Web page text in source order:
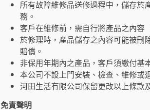
所有故障維修品送修過程中，儲存於
務。
客戶在維修前，需自行將產品之內容
於修理時，產品儲存之內容可能被刪
賠償。
非保用年期內之產品，客戶須繳付基
本公司不設上門安裝、檢查、維修或
河田生活有限公司保留更改以上條款
免責聲明